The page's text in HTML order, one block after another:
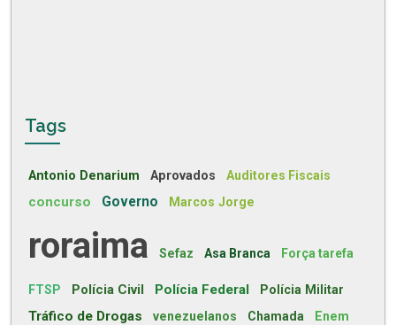
Tags
Antonio Denarium Aprovados Auditores Fiscais
concurso Governo Marcos Jorge
roraima Sefaz Asa Branca Força tarefa
FTSP Polícia Civil Polícia Federal Polícia Militar
Tráfico de Drogas venezuelanos Chamada Enem